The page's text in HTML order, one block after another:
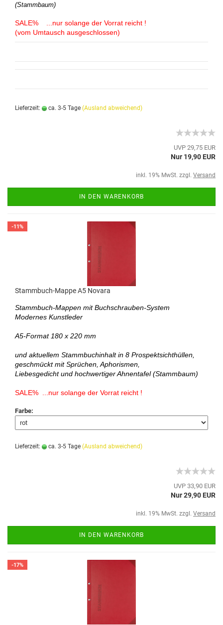
(Stammbaum)
SALE% ...nur solange der Vorrat reicht !
(vom Umtausch ausgeschlossen)
Lieferzeit: ca. 3-5 Tage (Ausland abweichend)
UVP 29,75 EUR
Nur 19,90 EUR
inkl. 19% MwSt. zzgl. Versand
IN DEN WARENKORB
-11%
Stammbuch-Mappe A5 Novara
Stammbuch-Mappen mit Buchschrauben-System
Modernes Kunstleder
A5-Format 180 x 220 mm
und aktuellem Stammbuchinhalt in 8 Prospektsichthüllen,
geschmückt mit Sprüchen, Aphorismen,
Liebesgedicht und hochwertiger Ahnentafel (Stammbaum)
SALE% ...nur solange der Vorrat reicht !
Farbe:
Lieferzeit: ca. 3-5 Tage (Ausland abweichend)
UVP 33,90 EUR
Nur 29,90 EUR
inkl. 19% MwSt. zzgl. Versand
IN DEN WARENKORB
-17%